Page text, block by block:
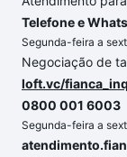
Telefone e
Segunda-feira a
Negociação de
loft.vc/
0800 001 6003
Segunda-feira a